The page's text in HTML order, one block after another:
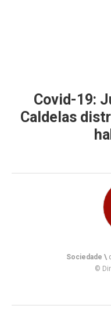
Covid-19:
Caldelas
Sociedade \
©